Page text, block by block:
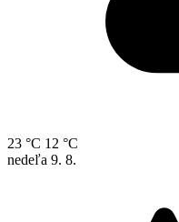
23 °C 12 °C
nedeľa 9. 8.